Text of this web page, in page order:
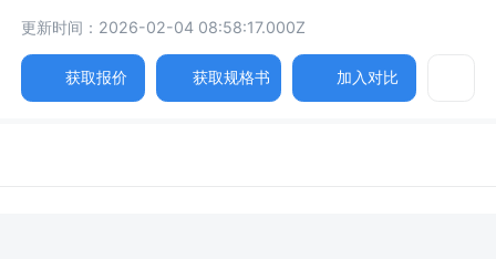
更新时间：2026-02-04 08:58:17.000Z
获取报价 获取规格书 加入对比